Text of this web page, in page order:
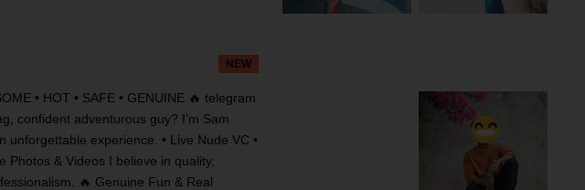
NEW
• HOT • SAFE • GENUINE 🔥 telegram
confident adventurous guy? I’m Sam
experience. • Live Nude VC •
Photos & Videos I believe in quality,
🔥 Genuine Fun & Real